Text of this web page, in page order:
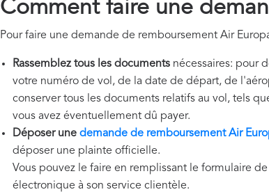
Comment faire une
Pour faire une demande de remboursement Air
Rassemblez tous les documents nécessaires: pour
votre numéro de vol, de la date de départ, de
conserver tous les documents relatifs au vol, tels
vous avez éventuellement dû payer.
Déposer une demande de remboursement Air
déposer une plainte officielle.
Vous pouvez le faire en remplissant le formulaire
électronique à son service clientèle.